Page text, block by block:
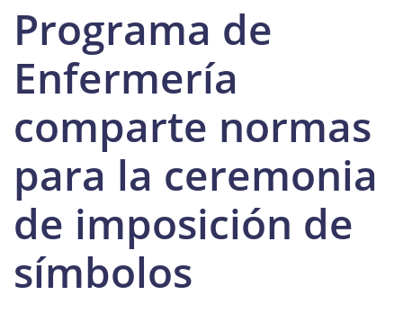
Programa de
Enfermería
comparte normas
para la ceremonia
de imposición de
símbolos